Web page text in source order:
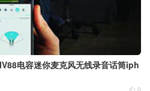
电容迷你麦克风无线录音话筒iph
 0